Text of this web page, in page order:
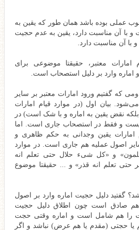
عملی بوده باشد همان طور که یقین به
با آن مناسبت دارد، یقین به عدم حجیت
آن مناسبت دارد.
امارات معتبر، حقیقتا موضوعی برای
اماره وارد بر دلیل استصحاب است.
که گفتیم ورود امارات معتبر بر سایر
بیان اول (در موارد قیام امارات
نقض یقین به اماره و با شک است) در
و فقط در استصحاب جاری است. اما
امارات یقین وجدانی به حکم ظاهری و
اصول عملیه هم جاری است. در موارد
و «کل شیء حلال حتی تعلم انه
تعلم انه قذر» و ... حقیقتا موضوع
گفتید دلیل حجیت اماره وارد بر اصول
صادق است چون اطلاق دلیل حجیت
را هم شامل است و اماره وقتی حجت
حجتی (مقدم یا هم عرض) نباشد و اگر